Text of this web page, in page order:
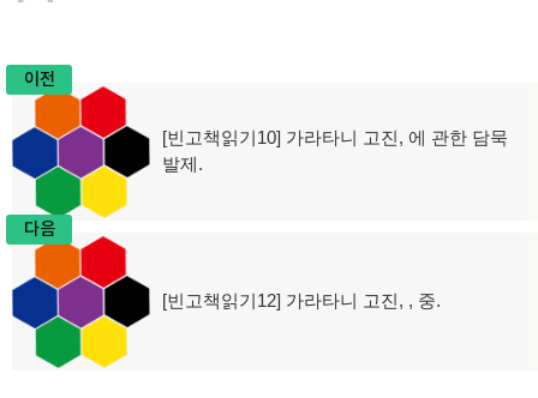
글
탐
색
이전
이
전
[빈고책읽기10] 가라타니 고진, 에 관한 담묵
발제.
다음
다
[빈고책읽기12] 가라타니 고진, , 중.